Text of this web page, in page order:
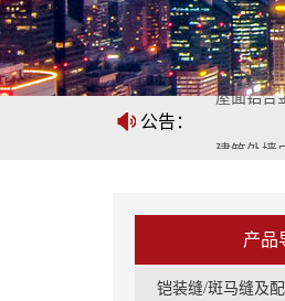
公告：
屋面铝合
铝合金变
铝合金变
产品
铠装缝/斑马缝及